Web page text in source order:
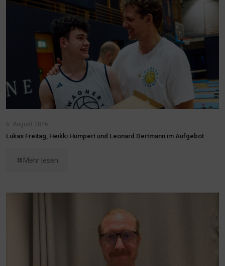
6. August 2026
Lukas Freitag, Heikki Humpert und Leonard Dertmann im Aufgebot
Mehr lesen